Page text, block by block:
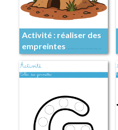
Activité : réaliser des
empreintes